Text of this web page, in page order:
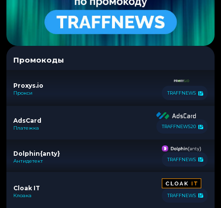
Промокоды
Proxys.io
Прокси TRAFFNEWS
AdsCard
Платежка TRAFFNEWS20
Dolphin{anty}
Антидетект TRAFFNEWS
Cloak IT
Клоака TRAFFNEWS